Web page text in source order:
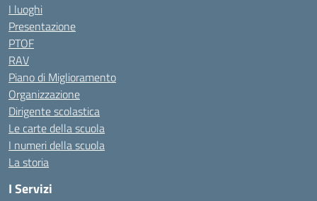
I luoghi
Presentazione
PTOF
RAV
Piano di Miglioramento
Organizzazione
Dirigente scolastica
Le carte della scuola
I numeri della scuola
La storia
I Servizi